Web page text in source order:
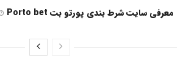
معرفی سایت شرط بندی پورتو بت Porto bet